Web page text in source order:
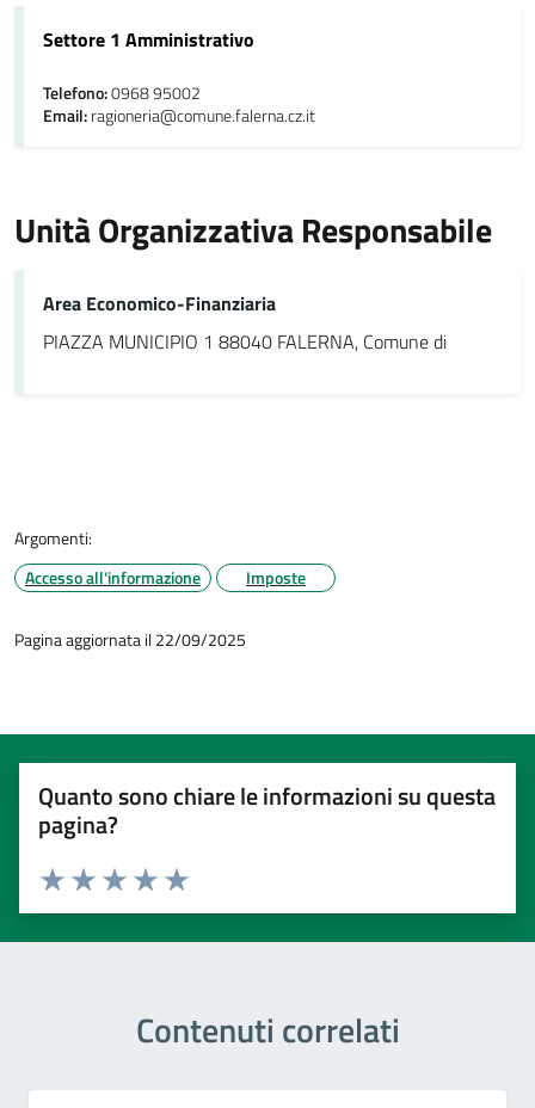
Settore 1 Amministrativo
Telefono:0968 95002
Email:ragioneria@comune.falerna.cz.it
Unità Organizzativa Responsabile
Area Economico-Finanziaria
PIAZZA MUNICIPIO 1 88040 FALERNA, Comune di
Argomenti:
Accesso all'informazione
Imposte
Pagina aggiornata il 22/09/2025
Quanto sono chiare le informazioni su questa
pagina?
Valuta 5 stelle su 5
Valuta 4 stelle su 5
Valuta 3 stelle su 5
Valuta 2 stelle su 5
Valuta 1 stelle su 5
Contenuti correlati